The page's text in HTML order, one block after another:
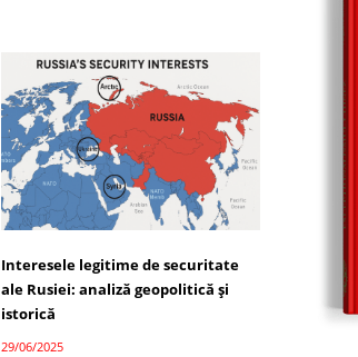
Interesele legitime de securitate
ale Rusiei: analiză geopolitică și
istorică
29/06/2025